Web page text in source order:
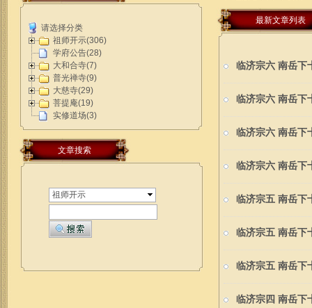
最新文章列表
临济宗六 南岳下
临济宗六 南岳下
临济宗六 南岳下
临济宗六 南岳下
临济宗五 南岳下
临济宗五 南岳下
临济宗五 南岳下
临济宗四 南岳下
文章搜索
祖师开示
请选择分类
祖师开示(306)
学府公告(28)
大和合寺(7)
普光禅寺(9)
大慈寺(29)
菩提庵(19)
实修道场(3)